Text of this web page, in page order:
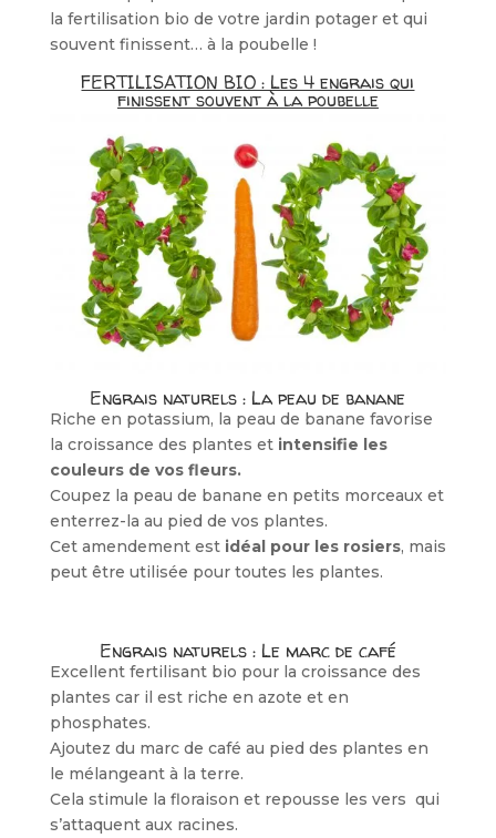
la fertilisation bio de votre jardin potager et qui
souvent finissent… à la poubelle !
FERTILISATION BIO : Les 4 engrais qui
finissent souvent à la poubelle
Engrais naturels : La peau de banane
Riche en potassium, la peau de banane favorise
la croissance des plantes et intensifie les
couleurs de vos fleurs.
Coupez la peau de banane en petits morceaux et
enterrez-la au pied de vos plantes.
Cet amendement estidéal pour les rosiers, mais
peut être utilisée pour toutes les plantes.
Engrais naturels : Le marc de café
Excellent fertilisant bio pour la croissance des
plantes car il est riche en azote et en
phosphates.
Ajoutez du marc de café au pied des plantes en
le mélangeant à la terre.
Cela stimule la floraison et repousse les vers qui
s’attaquent aux racines.